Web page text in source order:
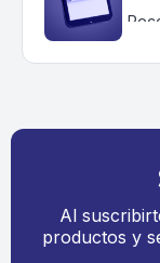
Al
productos y